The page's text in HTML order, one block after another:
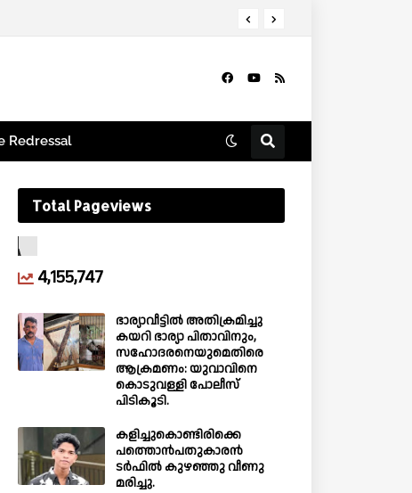
Redressal
Total Pageviews
4,155,747
ഭാര്യാവീട്ടിൽ അതിക്രമിച്ചു
കയറി ഭാര്യാ പിതാവിനും,
സഹോദരനെയുമെതിരെ
ആക്രമണം: യുവാവിനെ
കൊടുവള്ളി പോലീസ്
പിടികൂടി.
കളിച്ചുകൊണ്ടിരിക്കെ
പത്തൊൻപതുകാരൻ
ടർഫിൽ കുഴഞ്ഞു വീണു
മരിച്ചു.